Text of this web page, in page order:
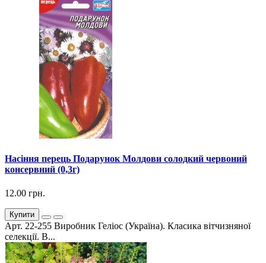
Насіння перець Подарунок Молдови солодкий червоний
консервний (0,3г)
12.00 грн.
Купити
Арт. 22-255 Виробник Геліос (Україна). Класика вітчизняної
селекції. В...